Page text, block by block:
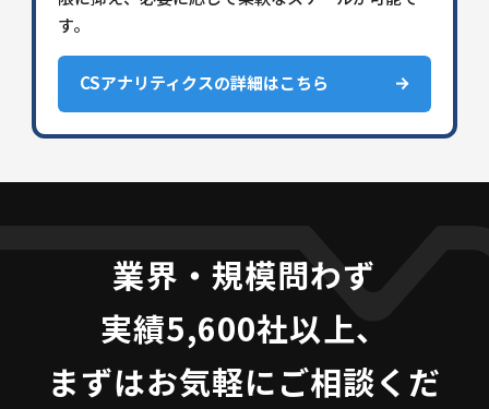
す。
CSアナリティクスの詳細はこちら
業界・規模問わず
実績5,600社以上、
まずはお気軽にご相談くだ